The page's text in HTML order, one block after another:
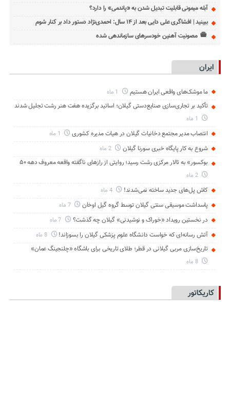
آبله میمونی قابلیت تبدیل شدن به «پاندمی» را دارد؟
ببینید | افشاگری علی دایی بعد از ۱۴ سال: احمدی‌نژاد دستور داد بر کنار شوم
مصونیت آهنین خودسرهای سازماندهی شده
ایران
ما موشک‌های واقعی ایران هستیم
تأکید بر تجاری‌سازی صنایع‌دستی گیلان؛ اساتید برگزیده هفت هنر رشت تجلیل شدند
انتصاب مدیر مجتمع دخانیات گیلان در هیات مدیره کشوری
شروع به کار پایگاه خبری سورنا گیلان 2 ماه
بوکسور» به تالار مرکزی رشت رسید؛ روایتی از رازهای ناگفته واقعه معروف دهه ۵۰
2 ماه
کاش پل‌های جدید ساخته نمی‌شدند! 4 ماه
پاسداشت موسیقی سنتی گیلان توسط گروه گیل اوخان 7 ماه
در نخستین رویداد «خوراک و نوشیدنی» گیلان چه گذشت؟
آتش رسانه‌ای که خواست دانشگاه علوم پزشکی گیلان را بسوزاند! 8 ماه
تاریخ‌سازی مربی گیلانی در قطر؛ طلای تاریخی برای باشگاه «چلنجینگ عمان»
8 ماه
کاریکاتور